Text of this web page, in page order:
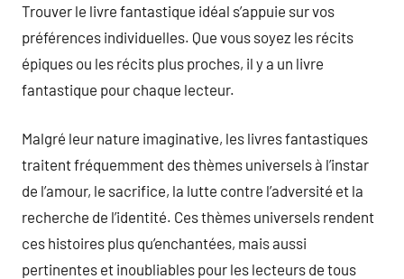
Trouver le livre fantastique idéal s’appuie sur vos
préférences individuelles. Que vous soyez les récits
épiques ou les récits plus proches, il y a un livre
fantastique pour chaque lecteur.
Malgré leur nature imaginative, les livres fantastiques
traitent fréquemment des thèmes universels à l’instar
de l’amour, le sacrifice, la lutte contre l’adversité et la
recherche de l’identité. Ces thèmes universels rendent
ces histoires plus qu’enchantées, mais aussi
pertinentes et inoubliables pour les lecteurs de tous